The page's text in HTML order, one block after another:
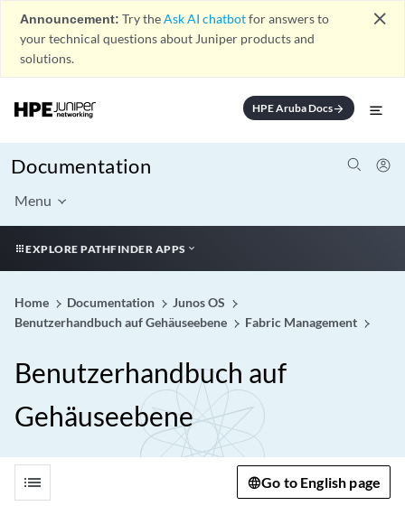
Announcement: Try theAsk AI chatbotfor answers to
your technical questions about Juniper products and
solutions.
close
HPE Aruba Docsarrow_forward
Documentation
Menu
EXPLORE PATHFINDER APPS
Home Documentation
Junos OS
Benutzerhandbuch auf Gehäuseebene
Fabric Management
Benutzerhandbuch auf
Gehäuseebene
list Go to English page